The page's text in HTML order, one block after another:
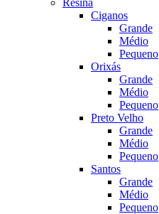
Resina
Ciganos
Grande
Médio
Pequeno
Orixás
Grande
Médio
Pequeno
Preto Velho
Grande
Médio
Pequeno
Santos
Grande
Médio
Pequeno